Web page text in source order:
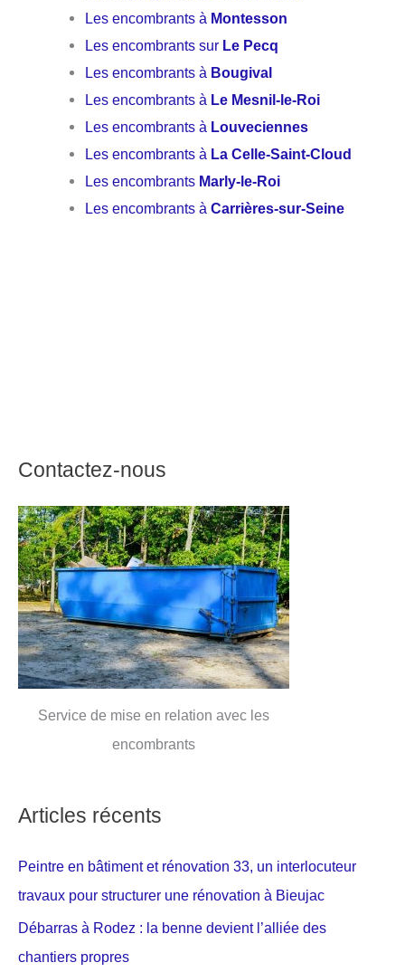
Les encombrants à Montesson
Les encombrants sur Le Pecq
Les encombrants à Bougival
Les encombrants à Le Mesnil-le-Roi
Les encombrants à Louveciennes
Les encombrants à La Celle-Saint-Cloud
Les encombrants Marly-le-Roi
Les encombrants àCarrières-sur-Seine
Contactez-nous
Service de mise en relation avec les
encombrants
Articles récents
Peintre en bâtiment et rénovation 33, un interlocuteur
travaux pour structurer une rénovation à Bieujac
Débarras à Rodez : la benne devient l’alliée des
chantiers propres